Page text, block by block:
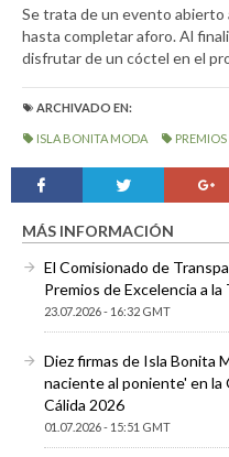
Se trata de un evento
hasta completar aforo. Al
disfrutar de un cóctel en el
ARCHIVADO EN:
ISLA BONITA MODA PREMIOS
MÁS INFORMACIÓN
El Comisionado de
Premios de Excelencia a
23.07.2026 - 16:32 GMT
Diez firmas de Isla Bonita
naciente al poniente' en la
Cálida 2026
01.07.2026 - 15:51 GMT